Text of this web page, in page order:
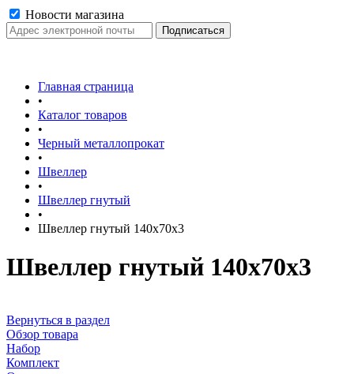
Новости магазина
Главная страница
•
Каталог товаров
•
Черный металлопрокат
•
Швеллер
•
Швеллер гнутый
•
Швеллер гнутый 140х70х3
Швеллер гнутый 140х70х3
Вернуться в раздел
Обзор товара
Набор
Комплект